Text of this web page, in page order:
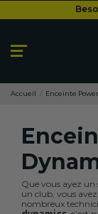
Accueil Enceinte
Que vous ayez
un club, vous
nombreux